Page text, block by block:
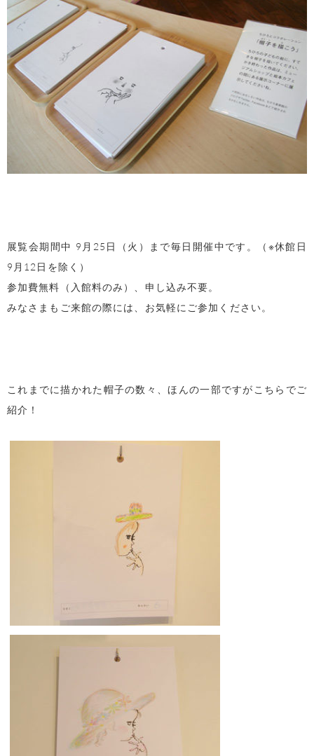
展覧会期間中 9月25日（火）まで毎日開催中です。（※休館日
9月12日を除く）
参加費無料（入館料のみ）、申し込み不要。
みなさまもご来館の際には、お気軽にご参加ください。
これまでに描かれた帽子の数々、ほんの一部ですがこちらでご
紹介！